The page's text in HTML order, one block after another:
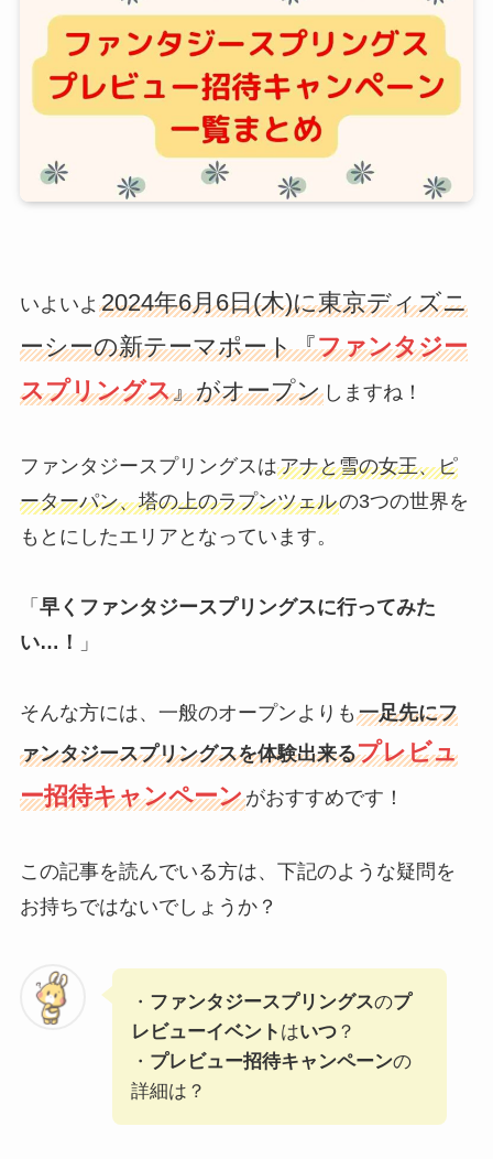
いよいよ 2024年6月6日(木)に東京ディズニ
ーシーの新テーマポート『ファンタジー
スプリングス』がオープンしますね！
ファンタジースプリングスはアナと雪の女王、ピ
ーターパン、塔の上のラプンツェルの3つの世界を
もとにしたエリアとなっています。
「 早くファンタジースプリングスに行ってみた
い…！
」
そんな方には、一般のオープンよりも 一足先にフ
ァンタジースプリングスを体験出来るプレビュ
ー招待キャンペーンがおすすめです！
この記事を読んでいる方は、下記のような疑問を
お持ちではないでしょうか？
・ ファンタジースプリングスのプ
レビューイベント はいつ？
・ プレビュー招待キャンペーンの
詳細は？